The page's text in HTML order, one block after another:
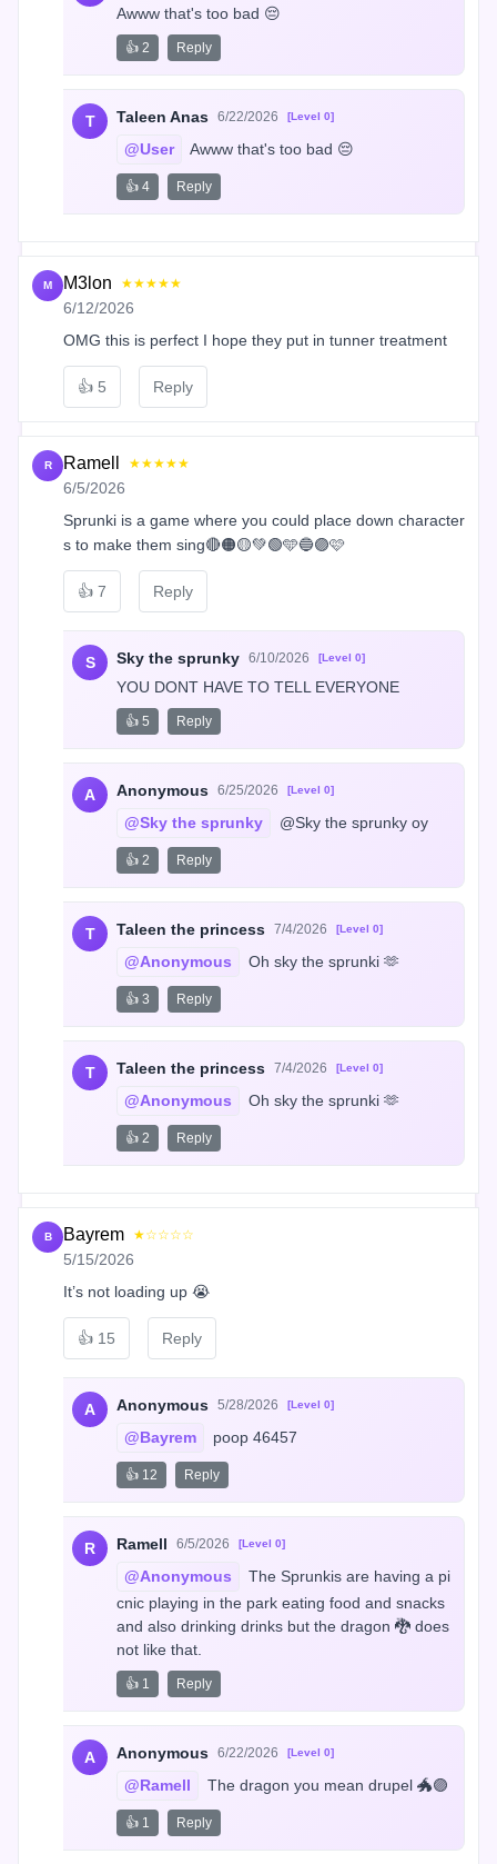
Awww that's too bad 😔
👍 2 Reply
T Taleen Anas 6/22/2026 [Level 0]
@User Awww that's too bad 😔
👍 4 Reply
M M3lon ★★★★★
6/12/2026
OMG this is perfect I hope they put in tunner treatment
👍 5 Reply
R Ramell ★★★★★
6/5/2026
Sprunki is a game where you could place down character
s to make them sing🔴🟠🟡💚🟢🩵🔵🟣🩷
👍 7 Reply
S Sky the sprunky 6/10/2026 [Level 0]
YOU DONT HAVE TO TELL EVERYONE
👍 5 Reply
A Anonymous 6/25/2026 [Level 0]
@Sky the sprunky @Sky the sprunky oy
👍 2 Reply
T Taleen the princess 7/4/2026 [Level 0]
@Anonymous Oh sky the sprunki 🫶
👍 3 Reply
T Taleen the princess 7/4/2026 [Level 0]
@Anonymous Oh sky the sprunki 🫶
👍 2 Reply
B Bayrem ★☆☆☆☆
5/15/2026
It’s not loading up 😭
👍 15 Reply
A Anonymous 5/28/2026 [Level 0]
@Bayrem poop 46457
👍 12 Reply
R Ramell 6/5/2026 [Level 0]
@Anonymous
The Sprunkis are having a pi
cnic playing in the park eating food and snacks
and also drinking drinks but the dragon 🐉 does
not like that.
👍 1 Reply
A Anonymous 6/22/2026 [Level 0]
@Ramell The dragon you mean drupel 🐲🟣
👍 1 Reply